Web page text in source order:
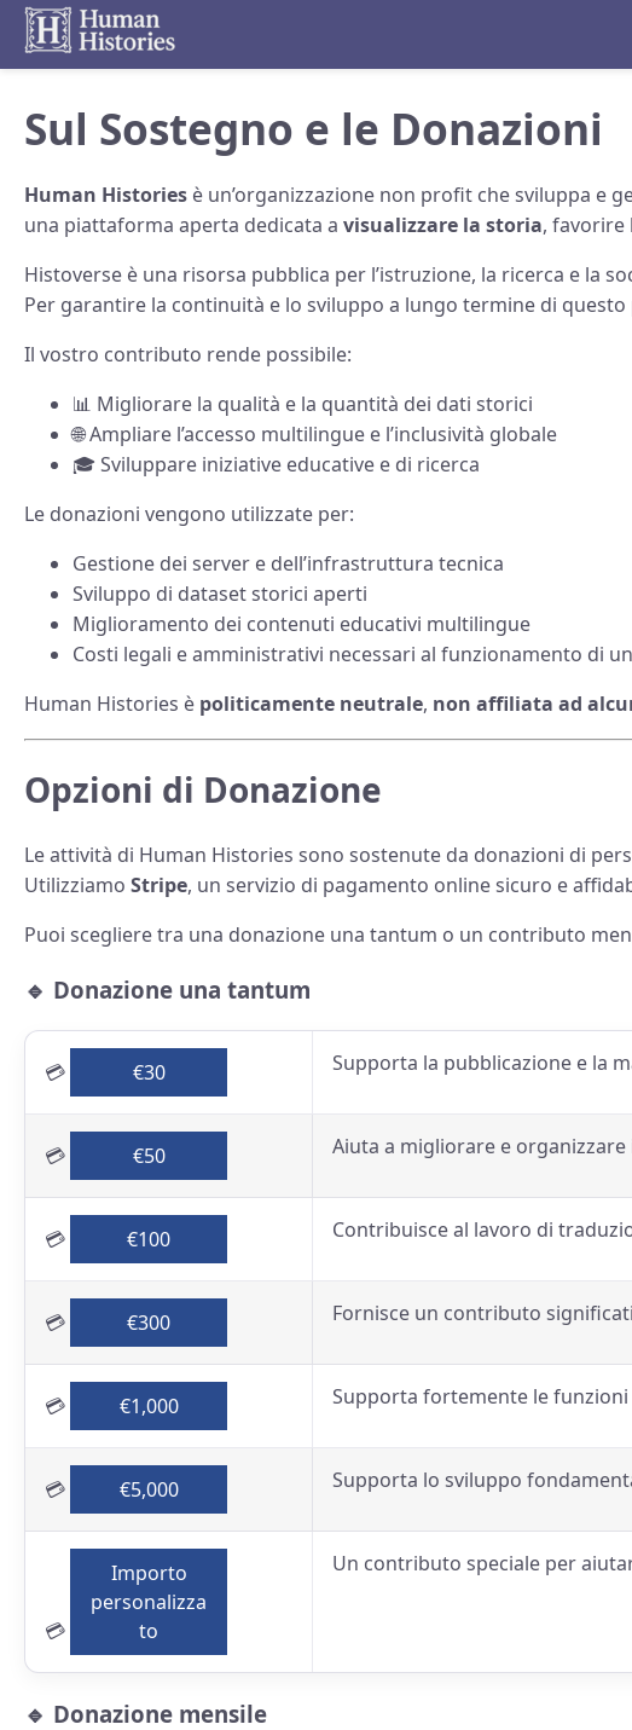
Sul Sostegno e le Donazioni
Human Histories è un’organizzazione non profit che sviluppa e
una piattaforma aperta dedicata a visualizzare la storia, favorire
Histoverse è una risorsa pubblica per l’istruzione, la ricerca e la
Per garantire la continuità e lo sviluppo a lungo termine di
Il vostro contributo rende possibile:
📊 Migliorare la qualità e la quantità dei dati storici
🌐 Ampliare l’accesso multilingue e l’inclusività globale
🎓 Sviluppare iniziative educative e di ricerca
Le donazioni vengono utilizzate per:
Gestione dei server e dell’infrastruttura tecnica
Sviluppo di dataset storici aperti
Miglioramento dei contenuti educativi multilingue
Costi legali e amministrativi necessari al funzionamento di
Human Histories è politicamente neutrale, non affiliata ad
Opzioni di Donazione
Le attività di Human Histories sono sostenute da donazioni di
Utilizziamo Stripe, un servizio di pagamento online sicuro e
Puoi scegliere tra una donazione una tantum o un contributo
🔹 Donazione una tantum
💳 €30 Supporta la pubblicazione e la
💳 €50 Aiuta a migliorare e
💳 €100 Contribuisce al lavoro di
💳 €300 Fornisce un contributo
💳 €1,000 Supporta fortemente le
💳 €5,000 Supporta lo sviluppo
💳
Importo
personalizza
to
Un contributo speciale per
🔹 Donazione mensile